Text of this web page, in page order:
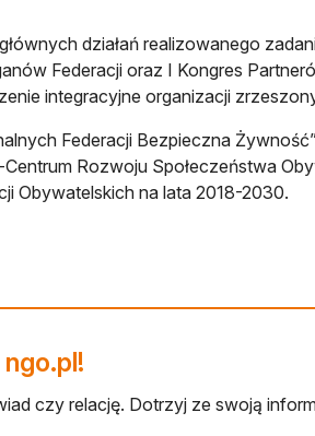
działań realizowanego
Federacji oraz I Kongres
integracyjne organizacji
Federacji Bezpieczna
Rozwoju Społeczeństwa
Obywatelskich na lata 2018-2030.
czy relację. Dotrzyj ze swoją